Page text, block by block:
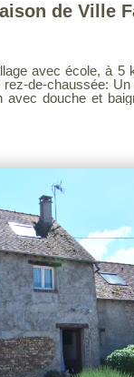
de-chaussée:
douche et
Agences Unies Voir page 7